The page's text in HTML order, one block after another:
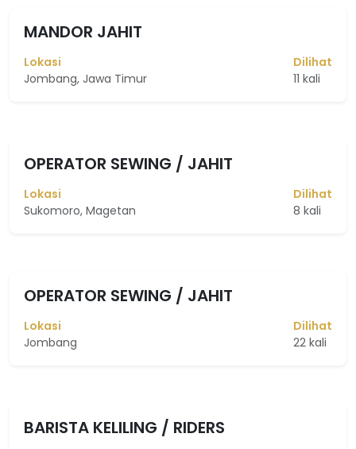
MANDOR JAHIT
Lokasi
Jombang, Jawa Timur
Dilihat
11 kali
OPERATOR SEWING / JAHIT
Lokasi
Sukomoro, Magetan
Dilihat
8 kali
OPERATOR SEWING / JAHIT
Lokasi
Jombang
Dilihat
22 kali
BARISTA KELILING / RIDERS